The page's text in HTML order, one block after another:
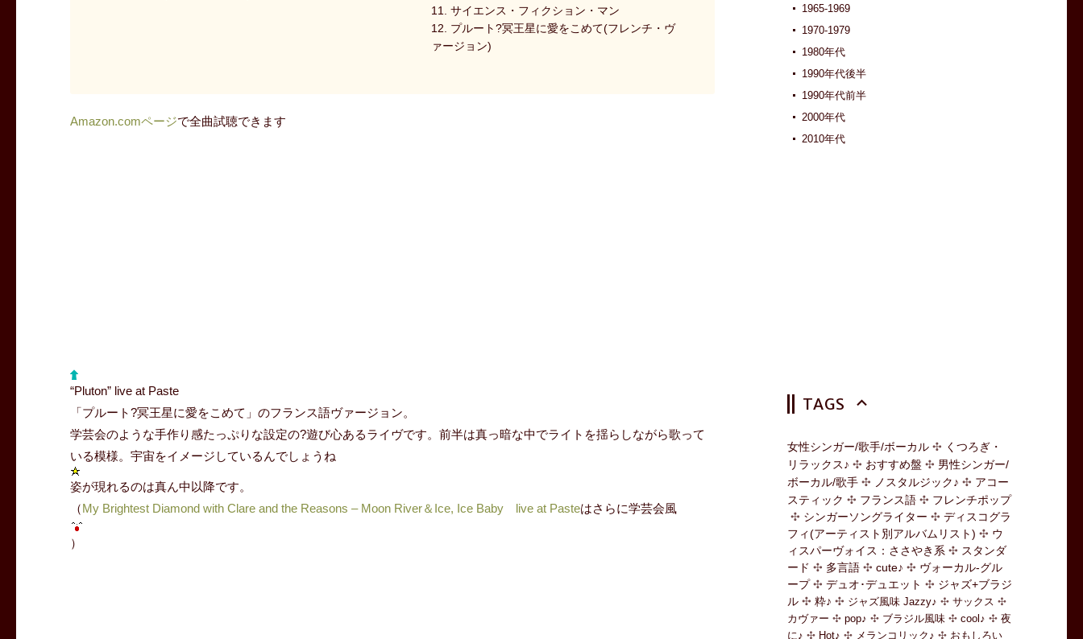
11. サイエンス・フィクション・マン
12. プルート?冥王星に愛をこめて(フレンチ・ヴ
ァージョン)
Amazon.comページで全曲試聴できます
“Pluton” live at Paste
「プルート?冥王星に愛をこめて」のフランス語ヴァージョン。
学芸会のような手作り感たっぷりな設定の?遊び心あるライヴです。前半は真っ暗な中でライトを揺らしながら歌って
いる模様。宇宙をイメージしているんでしょうね
姿が現れるのは真ん中以降です。
（My Brightest Diamond with Clare and the Reasons – Moon River＆Ice, Ice Baby live at Pasteはさらに学芸会風
）
1965-1969
1970-1979
1980年代
1990年代後半
1990年代前半
2000年代
2010年代
TAGS
女性シンガー/歌手/ボーカル
くつろぎ・
リラックス♪
おすすめ盤
男性シンガー/
ボーカル/歌手
ノスタルジック♪
アコー
スティック
フランス語
フレンチポップ
シンガーソングライター
ディスコグラ
フィ(アーティスト別アルバムリスト)
ウ
ィスパーヴォイス：ささやき系
スタンダ
ード
多言語 cute♪
ヴォーカル-グル
ープ
デュオ･デュエット
ジャズ+ブラジ
ル
粋♪ ジャズ風味 Jazzy♪
サックス
カヴァー
pop♪ ブラジル風味 cool♪
夜
に♪
Hot♪ メランコリック♪ おもしろい